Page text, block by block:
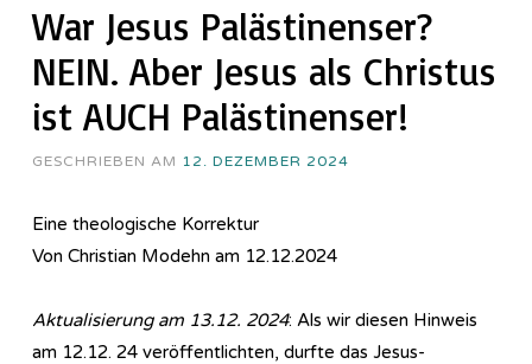
War Jesus Palästinenser?
NEIN. Aber Jesus als Christus
ist AUCH Palästinenser!
GESCHRIEBEN AM 12. DEZEMBER 2024
Eine theologische Korrektur
Von Christian Modehn am 12.12.2024
Aktualisierung am 13.12. 2024: Als wir diesen Hinweis
am 12.12. 24 veröffentlichten, durfte das Jesus-